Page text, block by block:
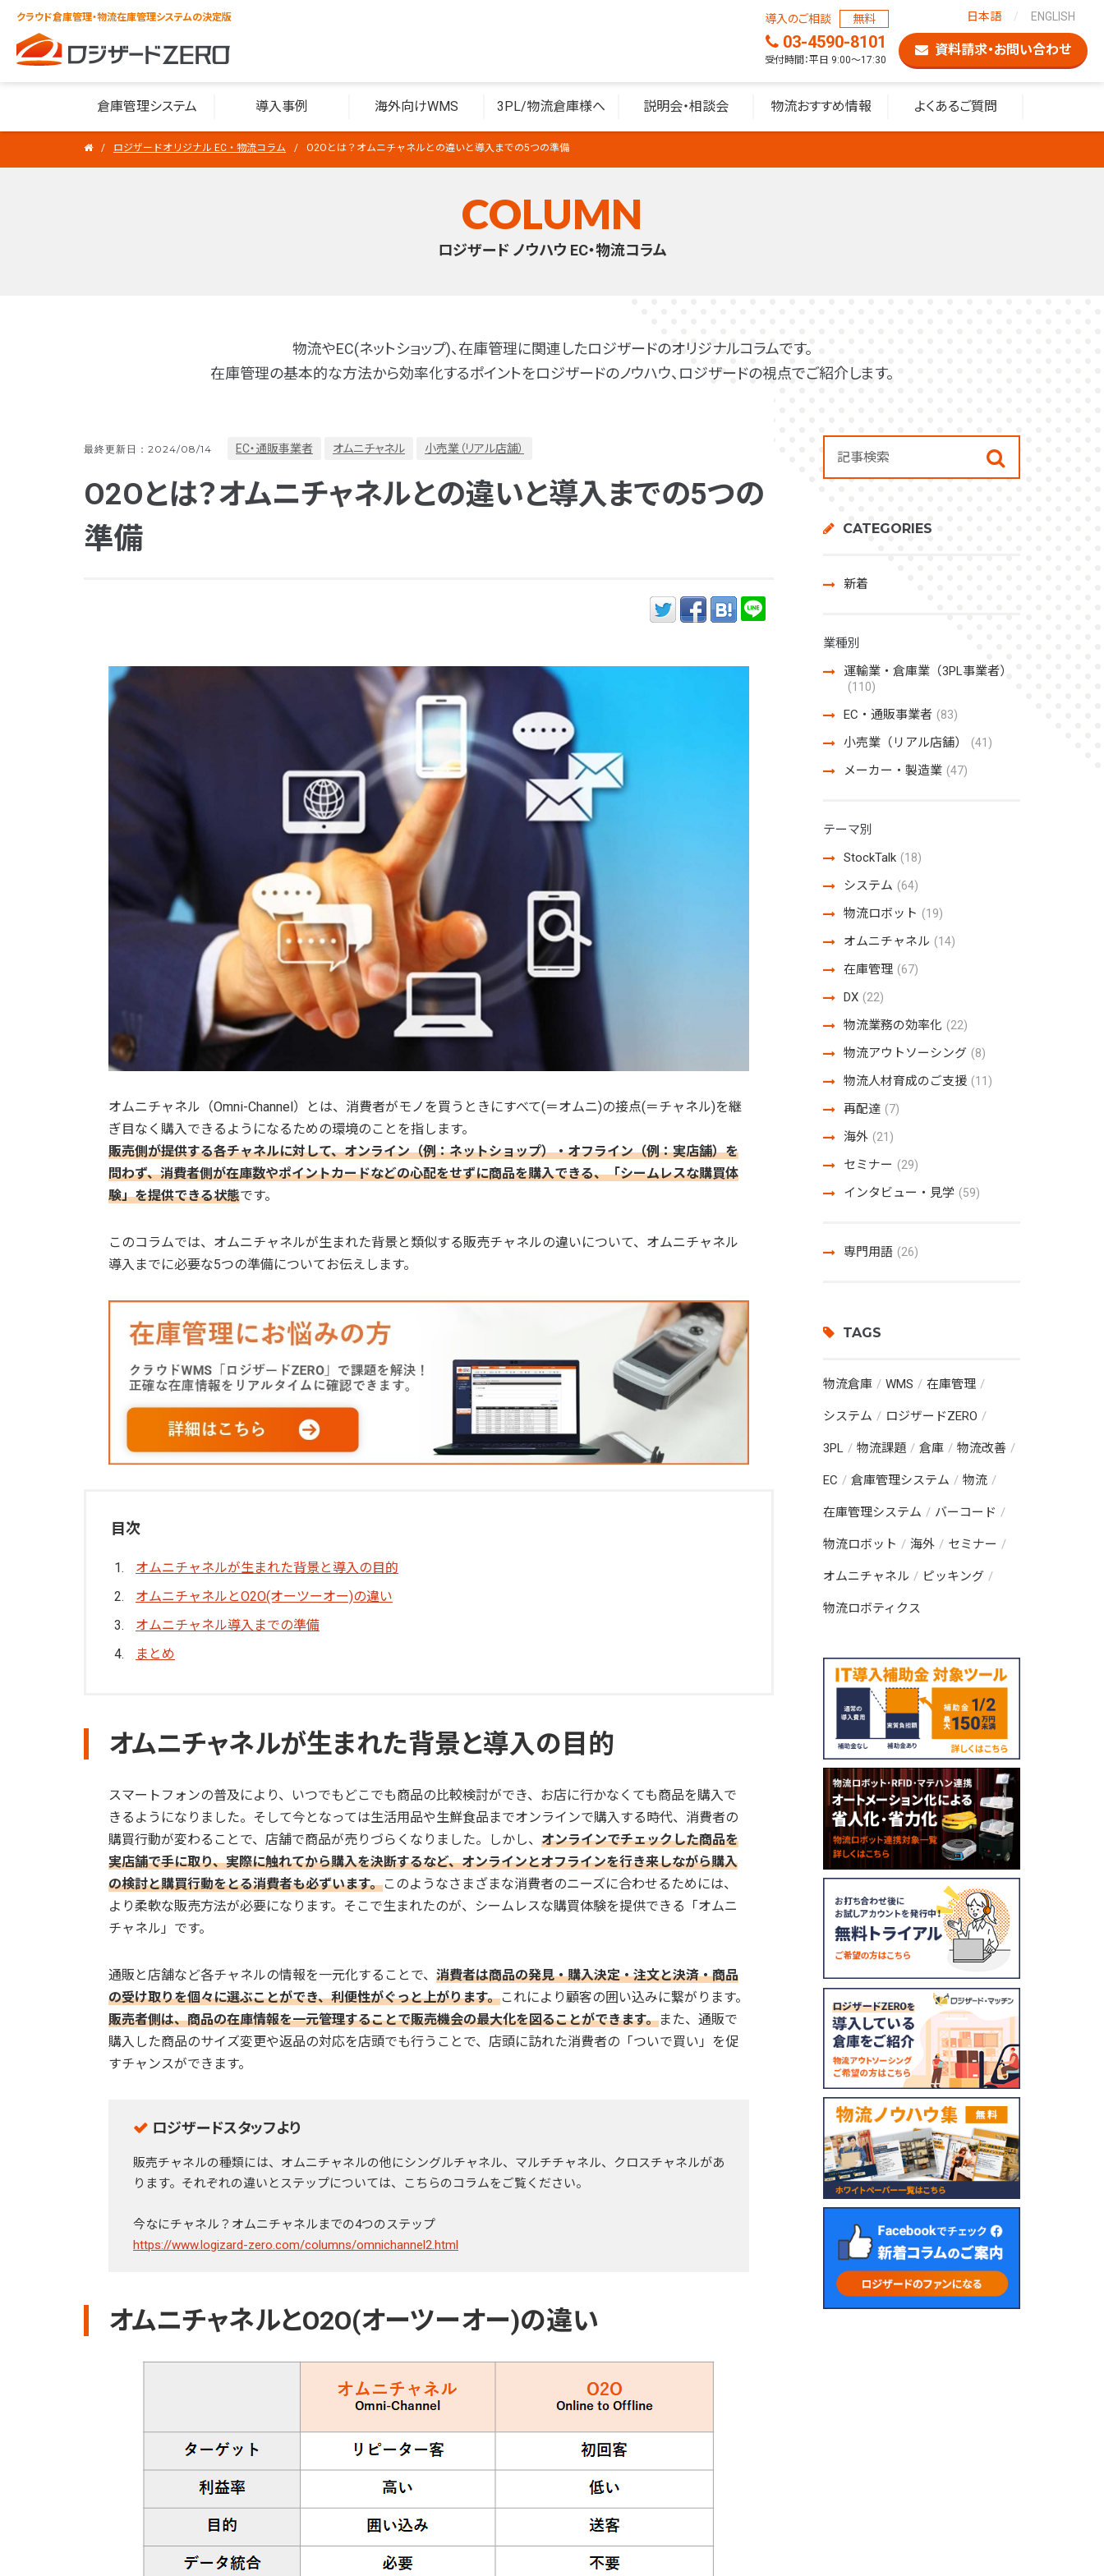
クラウド倉庫管理・物流在庫管理システムの決定版
倉庫管理システム 導入事例 海外向けWMS 3PL/物流倉庫様へ 説明会・相談会 物流おすすめ情報 よくあるご質問
日本語 ENGLISH
導入のご相談 無料
03-4590-8101
受付時間：平日 9:00〜17:30
資料請求・お問い合わせ
ロジザードオリジナル EC・物流コラム O2Oとは？オムニチャネルとの違いと導入までの5つの準備
COLUMN
ロジザード ノウハウ EC・物流コラム
物流やEC(ネットショップ)、在庫管理に関連したロジザードのオリジナルコラムです。
在庫管理の基本的な方法から効率化するポイントをロジザードのノウハウ、ロジザードの視点でご紹介します。
最終更新日：2024/08/14 EC・通販事業者 オムニチャネル 小売業（リアル店舗）
O2Oとは？オムニチャネルとの違いと導入までの5つの
準備
オムニチャネル（Omni-Channel）とは、消費者がモノを買うときにすべて(＝オムニ)の接点(＝チャネル)を継
ぎ目なく購入できるようになるための環境のことを指します。
販売側が提供する各チャネルに対して、オンライン（例：ネットショップ）・オフライン（例：実店舗）を
問わず、消費者側が在庫数やポイントカードなどの心配をせずに商品を購入できる、「シームレスな購買体
験」を提供できる状態です。
このコラムでは、オムニチャネルが生まれた背景と類似する販売チャネルの違いについて、オムニチャネル
導入までに必要な5つの準備についてお伝えします。
目次
オムニチャネルが生まれた背景と導入の目的
オムニチャネルとO2O(オーツーオー)の違い
オムニチャネル導入までの準備
まとめ
オムニチャネルが生まれた背景と導入の目的
スマートフォンの普及により、いつでもどこでも商品の比較検討ができ、お店に行かなくても商品を購入で
きるようになりました。そして今となっては生活用品や生鮮食品までオンラインで購入する時代、消費者の
購買行動が変わることで、店舗で商品が売りづらくなりました。しかし、 オンラインでチェックした商品を
実店舗で手に取り、実際に触れてから購入を決断するなど、オンラインとオフラインを行き来しながら購入
の検討と購買行動をとる消費者も必ずいます。このようなさまざまな消費者のニーズに合わせるためには、
より柔軟な販売方法が必要になります。そこで生まれたのが、シームレスな購買体験を提供できる「オムニ
チャネル」です。
通販と店舗など各チャネルの情報を一元化することで、 消費者は商品の発見・購入決定・注文と決済・商品
の受け取りを個々に選ぶことができ、利便性がぐっと上がります。これにより顧客の囲い込みに繋がります。
販売者側は、商品の在庫情報を一元管理することで販売機会の最大化を図ることができます。また、通販で
購入した商品のサイズ変更や返品の対応を店頭でも行うことで、店頭に訪れた消費者の「ついで買い」を促
すチャンスができます。
ロジザードスタッフより
販売チャネルの種類には、オムニチャネルの他にシングルチャネル、マルチチャネル、クロスチャネルがあ
ります。それぞれの違いとステップについては、こちらのコラムをご覧ください。
今なにチャネル？オムニチャネルまでの4つのステップ
https://www.logizard-zero.com/columns/omnichannel2.html
オムニチャネルとO2O(オーツーオー)の違い
CATEGORIES
新着
業種別
運輸業・倉庫業（3PL事業者）
(110)
EC・通販事業者 (83)
小売業（リアル店舗） (41)
メーカー・製造業 (47)
テーマ別
StockTalk (18)
システム (64)
物流ロボット (19)
オムニチャネル (14)
在庫管理 (67)
DX (22)
物流業務の効率化 (22)
物流アウトソーシング (8)
物流人材育成のご支援 (11)
再配達 (7)
海外 (21)
セミナー (29)
インタビュー・見学 (59)
専門用語 (26)
TAGS
物流倉庫 WMS 在庫管理
システム ロジザードZERO
3PL 物流課題 倉庫 物流改善
EC 倉庫管理システム 物流
在庫管理システム バーコード
物流ロボット 海外 セミナー
オムニチャネル ピッキング
物流ロボティクス